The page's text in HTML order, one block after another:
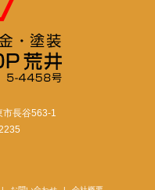
長谷563-1